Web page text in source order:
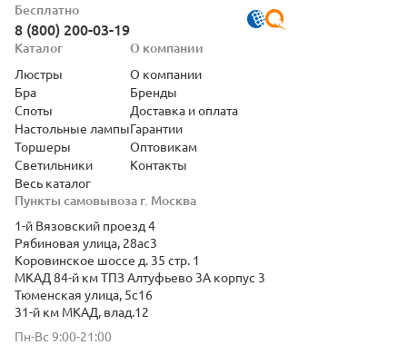
Бесплатно
8 (800) 200-03-19
Пункты самовывоза г. Москва
1-й Вязовский проезд 4
Рябиновая улица, 28ас3
Коровинское шоссе д. 35 стр. 1
МКАД 84-й км ТПЗ Алтуфьево 3А корпус 3
Тюменская улица, 5с16
31-й км МКАД, влад.12
Пн-Вс 9:00-21:00
Каталог
Люстры
Бра
Споты
Настольные лампы
Торшеры
Светильники
Весь каталог
О компании
О компании
Бренды
Доставка и оплата
Гарантии
Оптовикам
Контакты